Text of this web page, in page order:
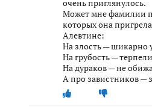
очень приглянулось.
Может мне фамилии
которых она
Алевтине:
На злость — шикарно
На грубость —
На дураков — не
А про завистников —